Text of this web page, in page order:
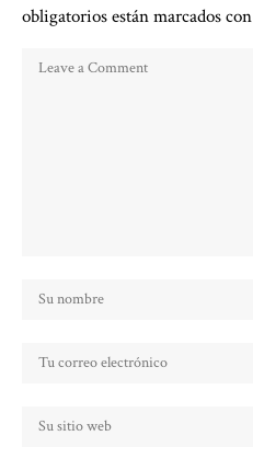
obligatorios están marcados con